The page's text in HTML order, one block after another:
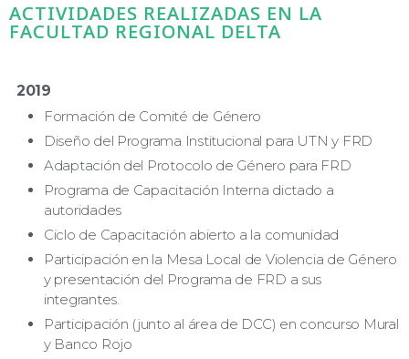
ACTIVIDADES REALIZADAS EN LA
FACULTAD REGIONAL DELTA
2019
Formación de Comité de Género
Diseño del Programa Institucional para UTN y FRD
Adaptación del Protocolo de Género para FRD
Programa de Capacitación Interna dictado a
autoridades
Ciclo de Capacitación abierto a la comunidad
Participación en la Mesa Local de Violencia de Género
y presentación del Programa de FRD a sus
integrantes.
Participación (junto al área de DCC) en concurso Mural
y Banco Rojo